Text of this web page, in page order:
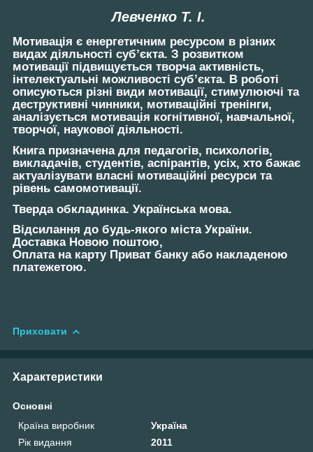
Левченко Т. І.
Мотивація є енергетичним ресурсом в різних
видах діяльності суб’єкта. З розвитком
мотивації підвищується творча активність,
інтелектуальні можливості суб’єкта. В роботі
описуються різні види мотивації, стимулюючі та
деструктивні чинники, мотиваційні тренінги,
аналізується мотивація когнітивної, навчальної,
творчої, наукової діяльності.
Книга призначена для педагогів, психологів,
викладачів, студентів, аспірантів, усіх, хто бажає
актуалізувати власні мотиваційні ресурси та
рівень самомотивації.
Тверда обкладинка. Українська мова.
Відсилання до будь-якого міста України.
Доставка Новою поштою,
Оплата на карту Приват банку або накладеною
платежетою.
Приховати
Характеристики
Основні
Країна виробник
Україна
Рік видання
2011